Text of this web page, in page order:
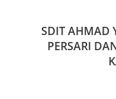
SDIT AHMAD
PERSARI